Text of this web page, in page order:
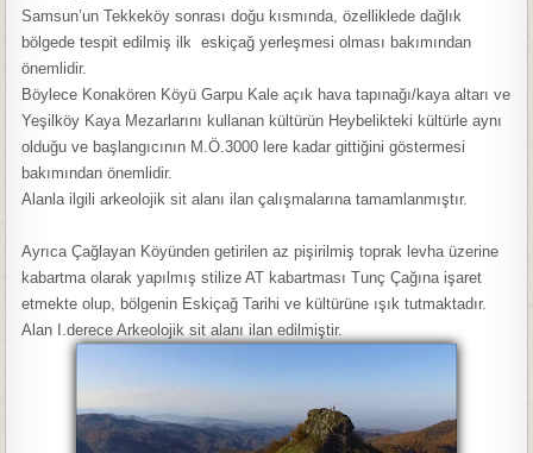
Samsun’un Tekkeköy sonrası doğu kısmında, özelliklede dağlık
bölgede tespit edilmiş ilk eskiçağ yerleşmesi olması bakımından
önemlidir.
Böylece Konakören Köyü Garpu Kale açık hava tapınağı/kaya altarı ve
Yeşilköy Kaya Mezarlarını kullanan kültürün Heybelikteki kültürle aynı
olduğu ve başlangıcının M.Ö.3000 lere kadar gittiğini göstermesi
bakımından önemlidir.
Alanla ilgili arkeolojik sit alanı ilan çalışmalarına tamamlanmıştır.
Ayrıca Çağlayan Köyünden getirilen az pişirilmiş toprak levha üzerine
kabartma olarak yapılmış stilize AT kabartması Tunç Çağına işaret
etmekte olup, bölgenin Eskiçağ Tarihi ve kültürüne ışık tutmaktadır.
Alan I.derece Arkeolojik sit alanı ilan edilmiştir.